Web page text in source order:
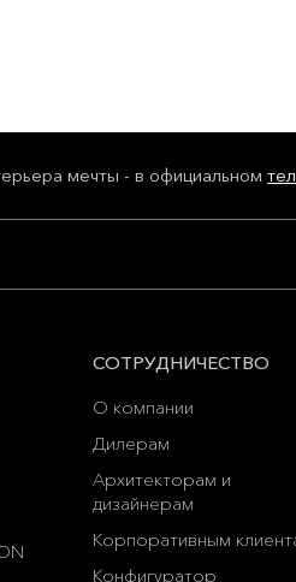
мечты - в официальном
СОТРУДНИЧЕСТВО
О компании
Дилерам
Архитекторам и
дизайнерам
Корпоративным
Конфигуратор